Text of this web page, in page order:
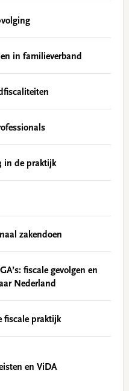
in familieverband
in de praktijk
zakendoen
fiscale gevolgen en
Nederland
fiscale praktijk
en ViDA